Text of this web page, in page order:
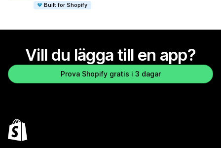
Built for Shopify
Vill du lägga till en app?
Prova Shopify gratis i 3 dagar